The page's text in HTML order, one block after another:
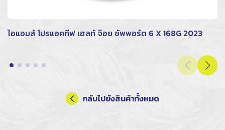
ไอแอมส์ โปรแอคทีฟ เฮลท์ จ๊อย ซัพพอร์ต 6 X 168G 2023
กลับไปยังสินค้าทั้งหมด